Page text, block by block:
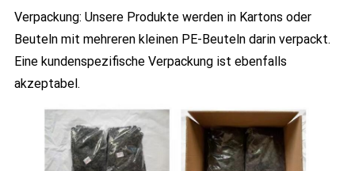
Verpackung: Unsere Produkte werden in Kartons oder
Beuteln mit mehreren kleinen PE-Beuteln darin verpackt.
Eine kundenspezifische Verpackung ist ebenfalls
akzeptabel.